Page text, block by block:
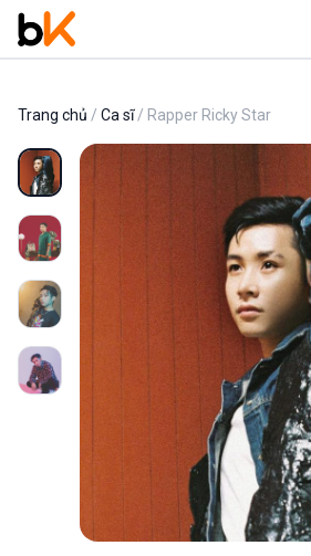
Trang chủ / Ca sĩ/ Rapper Ricky Star